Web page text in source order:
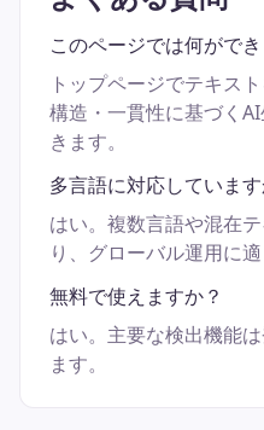
このページでは何がで
トップページでテキス
構造・一貫性に基づく
きます。
多言語に対応しています
はい。複数言語や混在
り、グローバル運用に適
無料で使えますか？
はい。主要な検出機能
ます。